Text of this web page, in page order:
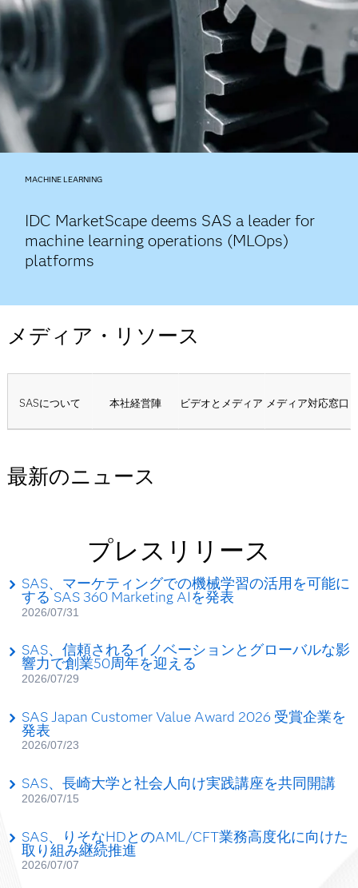
MACHINE LEARNING
IDC MarketScape deems SAS a leader for
machine learning operations (MLOps)
platforms
メディア・リソース
SASについて 本社経営陣 ビデオとメディア メディア対応窓口
最新のニュース
プレスリリース
SAS、マーケティングでの機械学習の活用を可能に
する SAS 360 Marketing AIを発表
2026/07/31
SAS、信頼されるイノベーションとグローバルな影
響力で創業50周年を迎える
2026/07/29
SAS Japan Customer Value Award 2026 受賞企業を
発表
2026/07/23
SAS、長崎大学と社会人向け実践講座を共同開講
2026/07/15
SAS、りそなHDとのAML/CFT業務高度化に向けた
取り組み継続推進
2026/07/07